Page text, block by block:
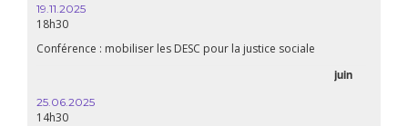
19.11.2025
18h30
Conférence : mobiliser les DESC pour la justice sociale
juin
25.06.2025
14h30